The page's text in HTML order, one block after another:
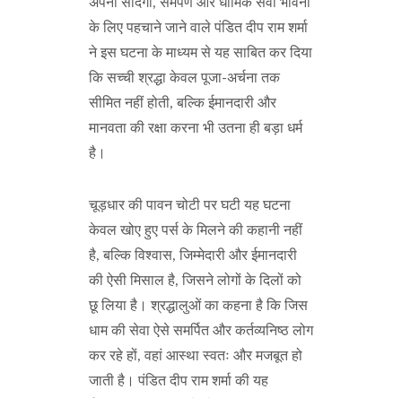
के लिए पहचाने जाने वाले पंडित दीप राम शर्मा
ने इस घटना के माध्यम से यह साबित कर दिया
कि सच्ची श्रद्धा केवल पूजा-अर्चना तक
सीमित नहीं होती, बल्कि ईमानदारी और
मानवता की रक्षा करना भी उतना ही बड़ा धर्म
है।
चूड़धार की पावन चोटी पर घटी यह घटना
केवल खोए हुए पर्स के मिलने की कहानी नहीं
है, बल्कि विश्वास, जिम्मेदारी और ईमानदारी
की ऐसी मिसाल है, जिसने लोगों के दिलों को
छू लिया है। श्रद्धालुओं का कहना है कि जिस
धाम की सेवा ऐसे समर्पित और कर्तव्यनिष्ठ लोग
कर रहे हों, वहां आस्था स्वतः और मजबूत हो
जाती है। पंडित दीप राम शर्मा की यह